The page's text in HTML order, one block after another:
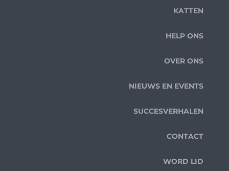
KATTEN
HELP ONS
OVER ONS
NIEUWS EN EVENTS
SUCCESVERHALEN
CONTACT
WORD LID